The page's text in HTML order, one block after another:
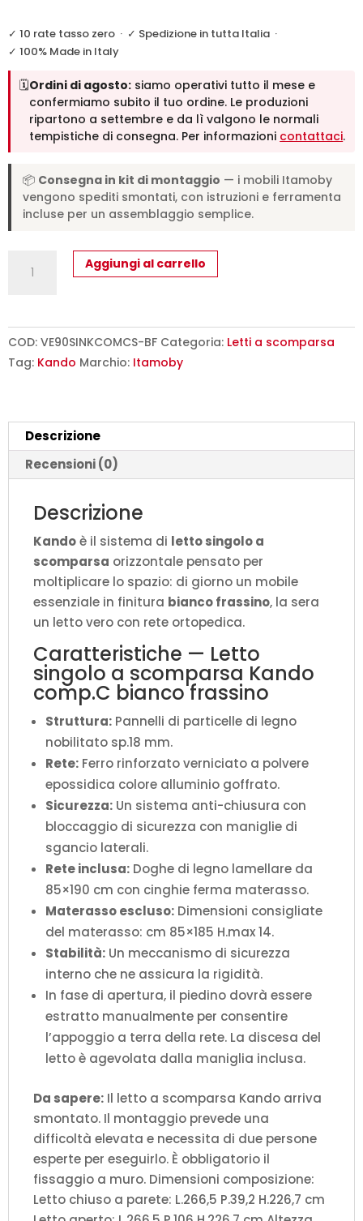
✓ 10 rate tasso zero · ✓ Spedizione in tutta Italia ·
✓ 100% Made in Italy
🗓️Ordini di agosto: siamo operativi tutto il mese e
confermiamo subito il tuo ordine. Le produzioni
ripartono a settembre e da lì valgono le normali
tempistiche di consegna. Per informazioni contattaci.
📦 Consegna in kit di montaggio — i mobili Itamoby
vengono spediti smontati, con istruzioni e ferramenta
incluse per un assemblaggio semplice.
singolo
Kando
comp.C
L.266,5
P.39,2
H.226,7
cm
(aperto
P.106
quantità
Aggiungi al carrello
COD: VE90SINKCOMCS-BF Categoria: Letti a scomparsa
Tag: Kando Marchio: Itamoby
Descrizione
Recensioni (0)
Descrizione
Kandoè il sistema di letto singolo a
scomparsa orizzontale pensato per
moltiplicare lo spazio: di giorno un mobile
essenziale in finitura bianco frassino, la sera
un letto vero con rete ortopedica.
Caratteristiche — Letto
singolo a scomparsa Kando
comp.C bianco frassino
Struttura: Pannelli di particelle di legno
nobilitato sp.18 mm.
Rete: Ferro rinforzato verniciato a polvere
epossidica colore alluminio goffrato.
Sicurezza: Un sistema anti-chiusura con
bloccaggio di sicurezza con maniglie di
sgancio laterali.
Rete inclusa: Doghe di legno lamellare da
85×190 cm con cinghie ferma materasso.
Materasso escluso: Dimensioni consigliate
del materasso: cm 85×185 H.max 14.
Stabilità: Un meccanismo di sicurezza
interno che ne assicura la rigidità.
In fase di apertura, il piedino dovrà essere
estratto manualmente per consentire
l’appoggio a terra della rete. La discesa del
letto è agevolata dalla maniglia inclusa.
Da sapere: Il letto a scomparsa Kando arriva
smontato. Il montaggio prevede una
difficoltà elevata e necessita di due persone
esperte per eseguirlo. È obbligatorio il
fissaggio a muro. Dimensioni composizione:
Letto chiuso a parete: L.266,5 P.39,2 H.226,7 cm